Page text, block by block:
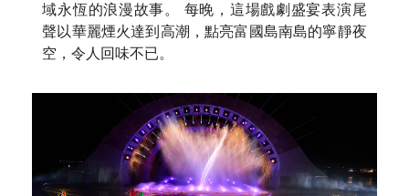
域永恆的浪漫故事。 每晚，這場戲劇盛宴表演尾
聲以華麗煙火達到高潮，點亮富國島南島的寧靜夜
空，令人回味不已。